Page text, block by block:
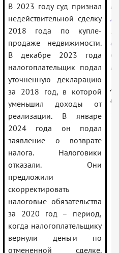
В 2023 году суд признал
недействительной сделку
2018 года по купле-
продаже недвижимости.
В декабре 2023 года
налогоплательщик подал
уточненную декларацию
за 2018 год, в которой
уменьшил доходы от
реализации. В январе
2024 года он подал
заявление о возврате
налога. Налоговики
отказали. Они
предложили
скорректировать
налоговые обязательства
за 2020 год – период,
когда налогоплательщику
вернули деньги по
отмененной сделке.
N
—